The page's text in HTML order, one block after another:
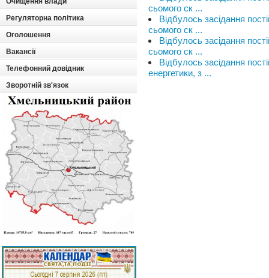
Регуляторна політика
Оголошення
Вакансії
Телефонний довідник
Зворотній зв'язок
сьомого ск ...
Відбулось засідання
сьомого ск ...
Відбулось засідання
сьомого ск ...
Відбулось засідання
енергетики, з ...